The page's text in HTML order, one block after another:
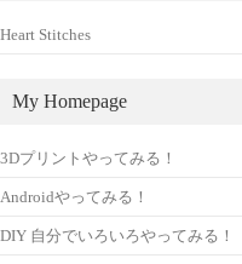
Heart Stitches
My Homepage
3Dプリントやってみる！
Androidやってみる！
DIY 自分でいろいろやってみる！